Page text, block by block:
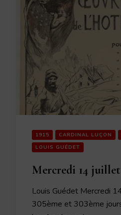
1915 CARDINAL LUÇON
LOUIS GUÉDET
Mercredi 14 juillet
Louis Guédet Mercredi
305ème et 303ème